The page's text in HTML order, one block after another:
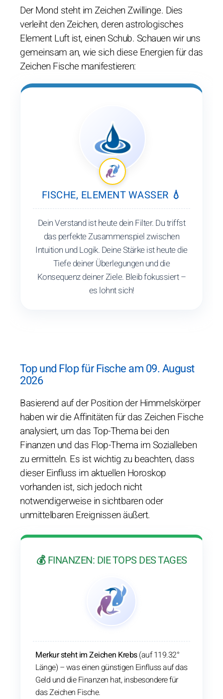
Der Mond steht im Zeichen Zwillinge. Dies
verleiht den Zeichen, deren astrologisches
Element Luft ist, einen Schub. Schauen wir uns
gemeinsam an, wie sich diese Energien für das
Zeichen Fische manifestieren:
FISCHE, ELEMENT WASSER 💧
Dein Verstand ist heute dein Filter. Du triffst
das perfekte Zusammenspiel zwischen
Intuition und Logik. Deine Stärke ist heute die
Tiefe deiner Überlegungen und die
Konsequenz deiner Ziele. Bleib fokussiert –
es lohnt sich!
Top und Flop für Fische am 09. August
2026
Basierend auf der Position der Himmelskörper
haben wir die Affinitäten für das Zeichen Fische
analysiert, um das Top-Thema bei den
Finanzen und das Flop-Thema im Sozialleben
zu ermitteln. Es ist wichtig zu beachten, dass
dieser Einfluss im aktuellen Horoskop
vorhanden ist, sich jedoch nicht
notwendigerweise in sichtbaren oder
unmittelbaren Ereignissen äußert.
💰 FINANZEN: DIE TOPS DES TAGES
Merkur steht im Zeichen Krebs(auf 119.32°
Länge) – was einen günstigen Einfluss auf das
Geld und die Finanzen hat, insbesondere für
das Zeichen Fische.